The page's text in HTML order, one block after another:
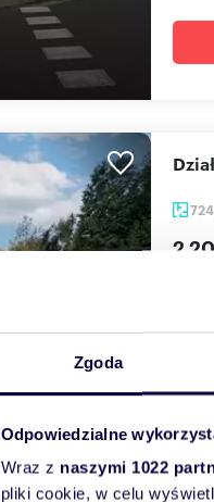
Zgoda
Odpowiedzialne
Wraz z naszymi 1022
pliki cookie, w celu
724
2